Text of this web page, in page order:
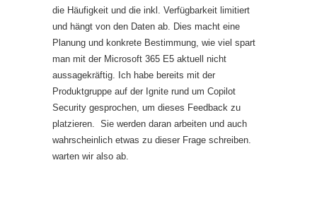
die Häufigkeit und die inkl. Verfügbarkeit limitiert
und hängt von den Daten ab. Dies macht eine
Planung und konkrete Bestimmung, wie viel spart
man mit der Microsoft 365 E5 aktuell nicht
aussagekräftig. Ich habe bereits mit der
Produktgruppe auf der Ignite rund um Copilot
Security gesprochen, um dieses Feedback zu
platzieren. Sie werden daran arbeiten und auch
wahrscheinlich etwas zu dieser Frage schreiben.
warten wir also ab.